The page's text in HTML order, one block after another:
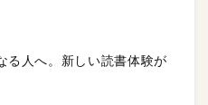
る人へ。新しい読書体験が